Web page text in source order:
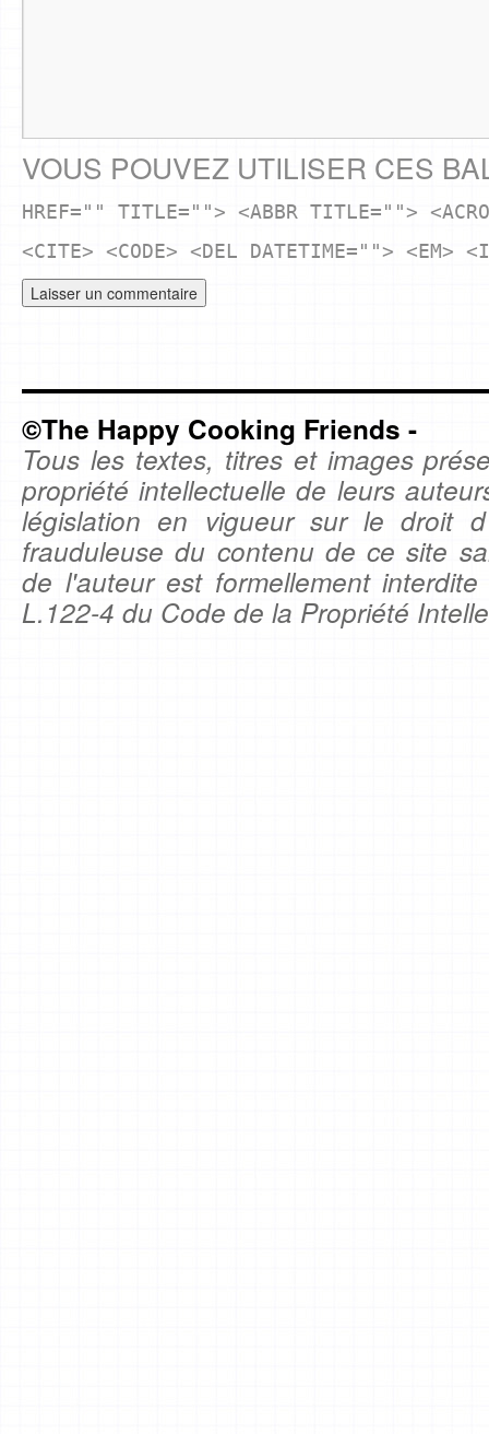
VOUS POUVEZ UTILISER CES
HREF="" TITLE=""> <ABBR TITLE="">
<CITE> <CODE> <DEL DATETIME=""> <EM>
©The Happy Cooking Friends -
Tous les textes, titres et images
propriété intellectuelle de leurs
législation en vigueur sur le droit
frauduleuse du contenu de ce site
de l'auteur est formellement
L.122-4 du Code de la Propriété